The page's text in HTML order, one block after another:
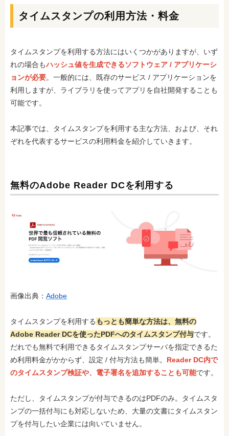
タイムスタンプの利用方法・料金
タイムスタンプを利用する方法にはいくつかがありますが、いず
れの場合もハッシュ値を生成できるソフトウェア / アプリケーシ
ョンが必要。一般的には、既存のサービス / アプリケーションを
利用しますが、ライブラリを使ってアプリを自社開発することも
可能です。
本記事では、タイムスタンプを利用する主な方法、および、それ
ぞれを代表するサービスの利用料金を紹介していきます。
無料のAdobe Reader DCを利用する
画像出典： Adobe
タイムスタンプを利用する もっとも簡単な方法は、無料の
Adobe Reader DCを使ったPDFへのタイムスタンプ付与です。
だれでも無料で利用できるタイムスタンプサーバを指定できるた
め利用料金がかからず、設定 / 付与方法も簡単。 Reader DC内で
のタイムスタンプ検証や、電子署名を追加することも可能です。
ただし、タイムスタンプが付与できるのはPDFのみ。タイムスタ
ンプの一括付与にも対応しないため、大量の文書にタイムスタン
プを付与したい企業には向いていません。